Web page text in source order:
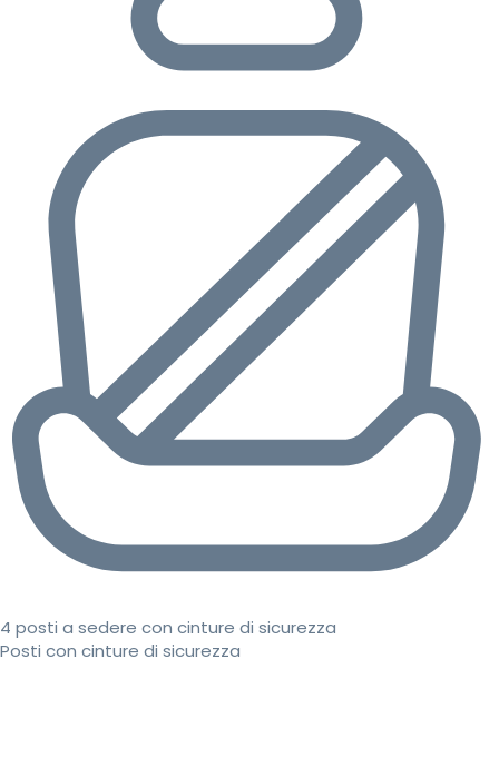
4 posti a sedere con cinture di sicurezza
Posti con cinture di sicurezza